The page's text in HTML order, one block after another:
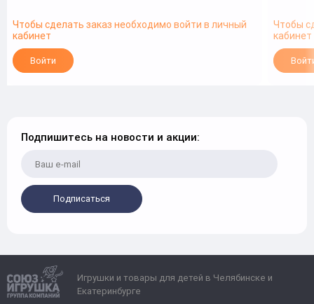
Чтобы сделать заказ необходимо войти в личный
кабинет
Войти
Чтобы
кабинет
Подпишитесь на новости и акции:
Подписаться
Игрушки и товары для детей в Челябинске и
Екатеринбурге